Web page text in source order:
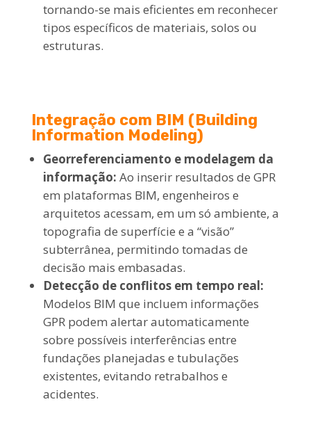
tornando-se mais eficientes em reconhecer
tipos específicos de materiais, solos ou
estruturas.
Integração com BIM (Building
Information Modeling)
Georreferenciamento e modelagem da
informação: Ao inserir resultados de GPR
em plataformas BIM, engenheiros e
arquitetos acessam, em um só ambiente, a
topografia de superfície e a “visão”
subterrânea, permitindo tomadas de
decisão mais embasadas.
Detecção de conflitos em tempo real:
Modelos BIM que incluem informações
GPR podem alertar automaticamente
sobre possíveis interferências entre
fundações planejadas e tubulações
existentes, evitando retrabalhos e
acidentes.